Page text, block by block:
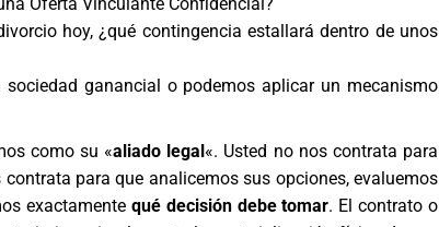
hoy, ¿qué contingencia estallará dentro de unos
ganancial o podemos aplicar un mecanismo
como su «aliado legal«. Usted no nos contrata para
para que analicemos sus opciones, evaluemos
exactamente qué decisión debe tomar. El contrato o